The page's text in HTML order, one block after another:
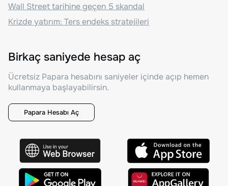
Wall Street tarihine geçen 5 skandal
Krizde yatırım: Ters endeks stratejileri
Birkaç saniyede hesap aç
Ücretsiz Papara hesabını saniyeler içinde açıp hemen
kullanmaya başlayabilirsin.
Papara Hesabı Aç